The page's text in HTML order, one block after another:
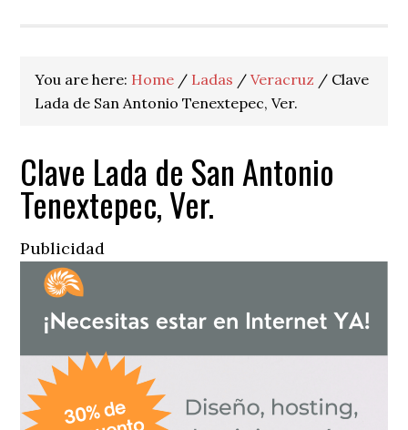
You are here: Home / Ladas / Veracruz / Clave
Lada de San Antonio Tenextepec, Ver.
Clave Lada de San Antonio
Tenextepec, Ver.
Publicidad